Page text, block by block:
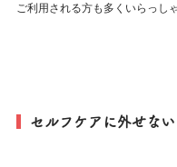
ご利用される方も多くいらっし
セルフケアに外せな